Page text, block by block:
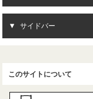
サイドバー
このサイトについて